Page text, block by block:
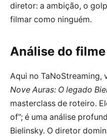
diretor: a ambição, o
filmar como ninguém.
Análise do filme
Aqui no TaNoStreaming,
Nove Auras: O legado
masterclass de roteiro.
of”; é uma análise
Bielinsky. O diretor